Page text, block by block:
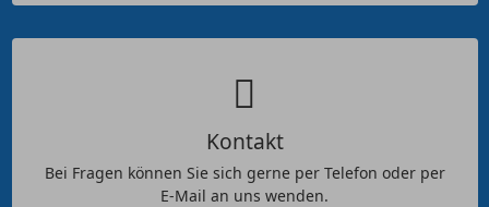
Kontakt
Bei Fragen können Sie sich gerne per Telefon oder per
E-Mail an uns wenden.